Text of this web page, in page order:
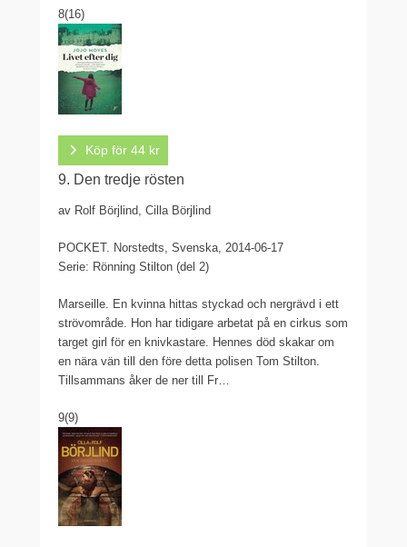
8(16)
Köp för 44 kr
9. Den tredje rösten
av Rolf Börjlind, Cilla Börjlind
POCKET. Norstedts, Svenska, 2014-06-17
Serie: Rönning Stilton (del 2)
Marseille. En kvinna hittas styckad och nergrävd i ett
strövområde. Hon har tidigare arbetat på en cirkus som
target girl för en knivkastare. Hennes död skakar om
en nära vän till den före detta polisen Tom Stilton.
Tillsammans åker de ner till Fr…
9(9)